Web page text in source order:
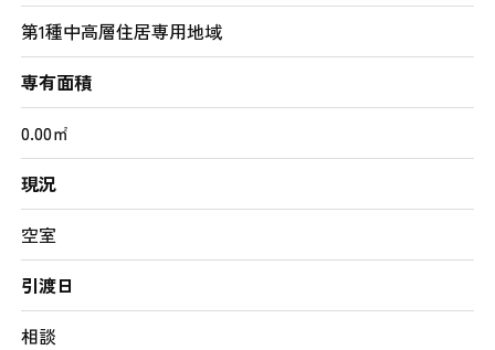
第1種中高層住居専用地域
専有面積
0.00㎡
現況
空室
引渡日
相談